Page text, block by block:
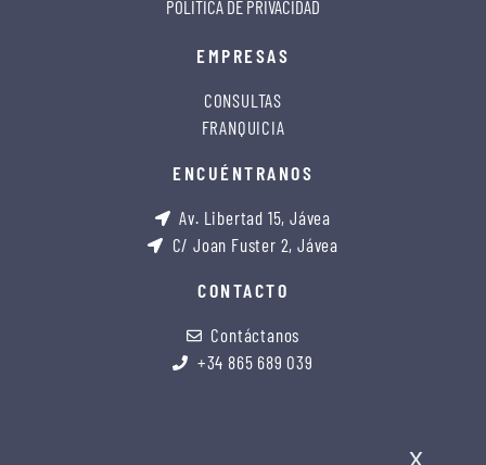
POLÍTICA DE PRIVACIDAD
EMPRESAS
CONSULTAS
FRANQUICIA
ENCUÉNTRANOS
Av. Libertad 15, Jávea
C/ Joan Fuster 2, Jávea
CONTACTO
Contáctanos
+34 865 689 039
x